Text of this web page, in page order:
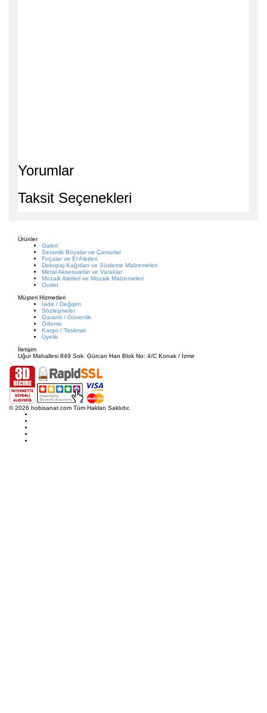
Yorumlar
Taksit Seçenekleri
Ürünler
Galeri
Seramik Boyalar ve Çamurlar
Fırçalar ve El Aletleri
Dekupaj Kağıtları ve Süsleme Malzemeleri
Metal Aksesuarlar ve Varaklar
Mozaik Aletleri ve Mozaik Malzemeleri
Outlet
Müşteri Hizmetleri
İade / Değişim
Sözleşmeler
Garanti / Güvenlik
Ödeme
Kargo / Teslimat
Üyelik
İletişim
Uğur Mahallesi 849 Sok. Gürcan Han Blok No: 4/C Konak / İzmir
© 2026 hobisanat.com Tüm Hakları Saklıdır.